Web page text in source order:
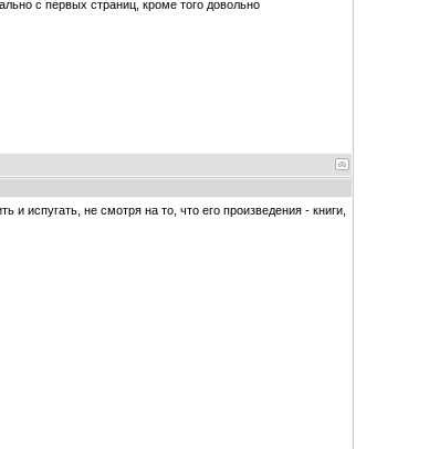
с первых страниц, кроме того довольно
испугать, не смотря на то, что его произведения - книги,